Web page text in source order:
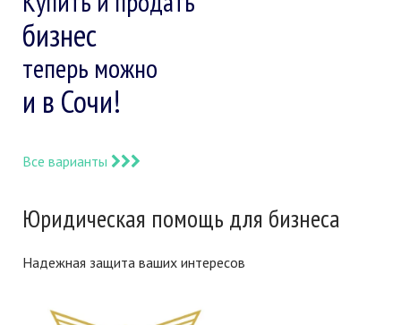
бизнес
теперь можно
и в Сочи!
Все варианты
Юридическая помощь для бизнеса
Надежная защита ваших интересов